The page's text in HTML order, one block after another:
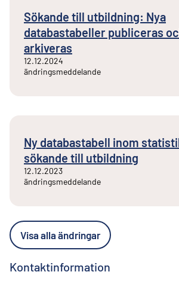
Sökande till utbildning: Nya
databastabeller publiceras
arkiveras
12.12.2024
ändringsmeddelande
Ny databastabell inom
sökande till utbildning
12.12.2023
ändringsmeddelande
Visa alla ändringar
Kontaktinformation